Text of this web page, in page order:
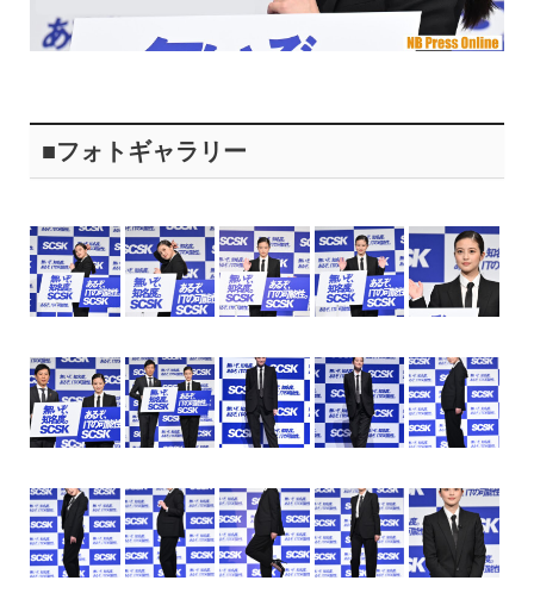
■フォトギャラリー